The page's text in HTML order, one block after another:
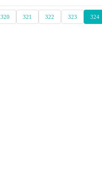
320 321 322 323 324